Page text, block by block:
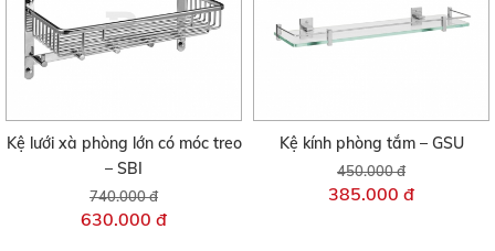
Kệ lưới xà phòng lớn có móc treo
– SBI
740.000 đ
630.000 đ
Kệ kính phòng tắm – GSU
450.000 đ
385.000 đ